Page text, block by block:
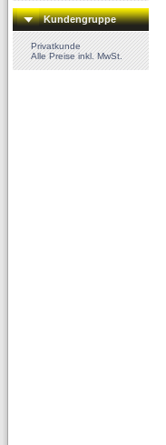
Kundengruppe
Privatkunde
Alle Preise inkl. MwSt.